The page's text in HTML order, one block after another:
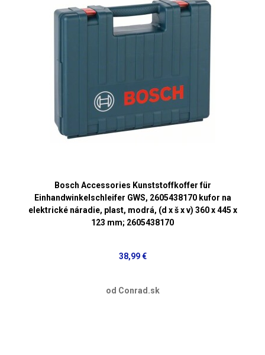
Bosch Accessories Kunststoffkoffer für
Einhandwinkelschleifer GWS, 2605438170 kufor na
elektrické náradie, plast, modrá, (d x š x v) 360 x 445 x
123 mm; 2605438170
38,99 €
od Conrad.sk